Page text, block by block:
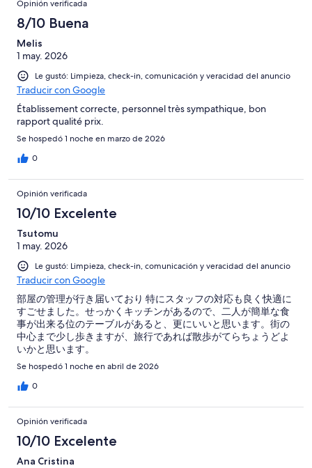
Opinión verificada
8/10 Buena
Melis
1 may. 2026
Le gustó: Limpieza, check-in, comunicación y veracidad del anuncio
Traducir con Google
Établissement correcte, personnel très sympathique, bon
rapport qualité prix.
Se hospedó 1 noche en marzo de 2026
0
Opinión verificada
10/10 Excelente
Tsutomu
1 may. 2026
Le gustó: Limpieza, check-in, comunicación y veracidad del anuncio
Traducir con Google
部屋の管理が行き届いており 特にスタッフの対応も良く快適に
すごせました。せっかくキッチンがあるので、二人が簡単な食
事が出来る位のテーブルがあると、更にいいと思います。街の
中心まで少し歩きますが、旅行であれば散歩がてらちょうどよ
いかと思います。
Se hospedó 1 noche en abril de 2026
0
Opinión verificada
10/10 Excelente
Ana Cristina